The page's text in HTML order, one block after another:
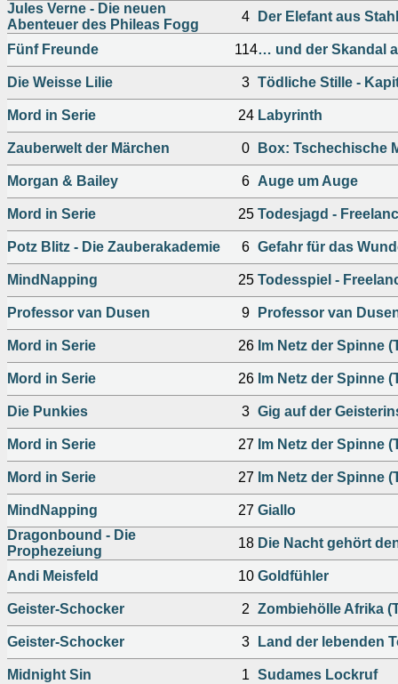
Jules Verne - Die neuen
Abenteuer des Phileas Fogg
4 Der Elefant aus Stahl
Fünf Freunde 114… und der Skandal
Die Weisse Lilie 3 Tödliche Stille -
Mord in Serie 24 Labyrinth
Zauberwelt der Märchen 0 Box: Tschechische
Morgan & Bailey 6 Auge um Auge
Mord in Serie 25 Todesjagd -
Potz Blitz - Die Zauberakademie 6 Gefahr für das
MindNapping 25 Todesspiel -
Professor van Dusen 9 Professor van
Mord in Serie 26 Im Netz der Spinne
Mord in Serie 26 Im Netz der Spinne
Die Punkies 3 Gig auf der
Mord in Serie 27 Im Netz der Spinne
Mord in Serie 27 Im Netz der Spinne
MindNapping 27 Giallo
Dragonbound - Die
Prophezeiung
18 Die Nacht gehört
Andi Meisfeld 10 Goldfühler
Geister-Schocker 2 Zombiehölle Afrika
Geister-Schocker 3 Land der lebenden
Midnight Sin 1 Sudames Lockruf